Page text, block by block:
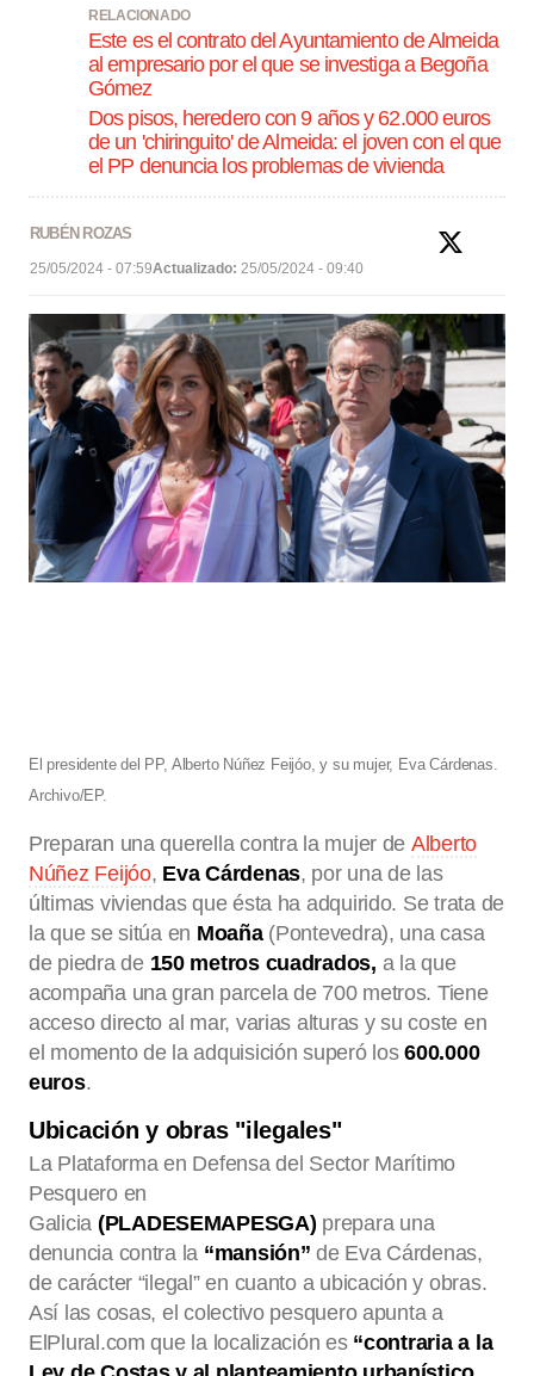
RELACIONADO
Este es el contrato del Ayuntamiento de Almeida
al empresario por el que se investiga a Begoña
Gómez
Dos pisos, heredero con 9 años y 62.000 euros
de un 'chiringuito' de Almeida: el joven con el que
el PP denuncia los problemas de vivienda
RUBÉN ROZAS
25/05/2024 - 07:59Actualizado: 25/05/2024 - 09:40
El presidente del PP, Alberto Núñez Feijóo, y su mujer, Eva Cárdenas.
Archivo/EP.
Preparan una querella contra la mujer de Alberto
Núñez Feijóo, Eva Cárdenas, por una de las
últimas viviendas que ésta ha adquirido. Se trata de
la que se sitúa en Moaña(Pontevedra), una casa
de piedra de 150 metros cuadrados, a la que
acompaña una gran parcela de 700 metros. Tiene
acceso directo al mar, varias alturas y su coste en
el momento de la adquisición superó los600.000
euros.
Ubicación y obras "ilegales"
La Plataforma en Defensa del Sector Marítimo
Pesquero en
Galicia (PLADESEMAPESGA) prepara una
denuncia contra la “mansión” de Eva Cárdenas,
de carácter “ilegal” en cuanto a ubicación y obras.
Así las cosas, el colectivo pesquero apunta a
ElPlural.com que la localización es“contraria a la